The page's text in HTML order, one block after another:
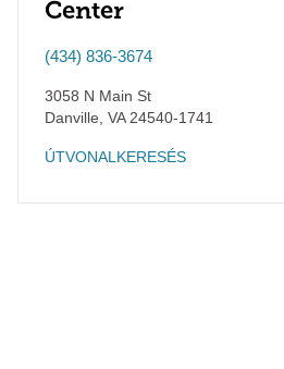
Center
(434) 836-3674
3058 N Main St
Danville VA24540-1741
ÚTVONALKERESÉS